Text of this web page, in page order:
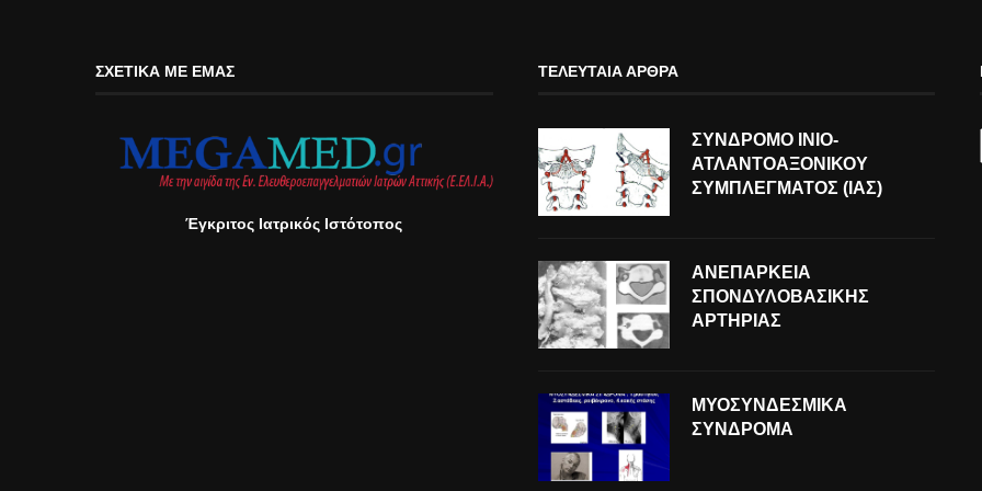
ΣΧΕΤΙΚΆ ΜΕ ΕΜΆΣ
Έγκριτος Ιατρικός Ιστότοπος
ΤΕΛΕΥΤΑΊΑ ΆΡΘΡΑ
ΣΥΝΔΡΟΜΟ ΙΝΙΟ-
ΑΤΛΑΝΤΟΑΞΟΝΙΚΟΥ
ΣΥΜΠΛΕΓΜΑΤΟΣ (ΙΑΣ)
ΑΝΕΠΑΡΚΕΙΑ
ΣΠΟΝΔΥΛΟΒΑΣΙΚΗΣ
ΑΡΤΗΡΙΑΣ
ΜΥΟΣΥΝΔΕΣΜΙΚΑ
ΣΥΝΔΡΟΜΑ